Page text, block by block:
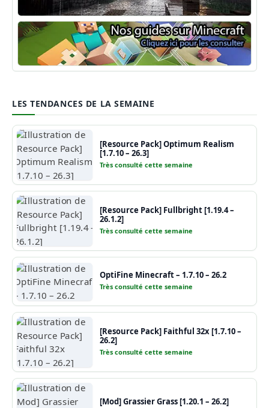
Shaders Minecraft
Guide Minecraft
LES TENDANCES DE LA SEMAINE
[Resource Pack] Optimum Realism
[1.7.10 – 26.3]
Très consulté cette semaine
[Resource Pack] Fullbright [1.19.4 –
26.1.2]
Très consulté cette semaine
OptiFine Minecraft – 1.7.10 – 26.2
Très consulté cette semaine
[Resource Pack] Faithful 32x [1.7.10 –
26.2]
Très consulté cette semaine
[Mod] Grassier Grass [1.20.1 – 26.2]